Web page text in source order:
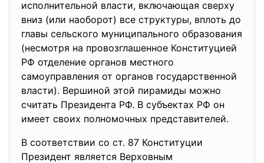
исполнительной власти, включающая сверху
вниз (или наоборот) все структуры, вплоть до
главы сельского муниципального образования
(несмотря на провозглашенное Конституцией
РФ отделение органов местного
самоуправления от органов государственной
власти). Вершиной этой пирамиды можно
считать Президента РФ. В субъектах РФ он
имеет своих полномочных представителей.
В соответствии со ст. 87 Конституции
Президент является Верховным